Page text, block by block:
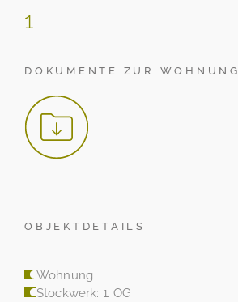
1
DOKUMENTE ZUR WOHNUNG
OBJEKTDETAILS
Wohnung
Stockwerk: 1. OG